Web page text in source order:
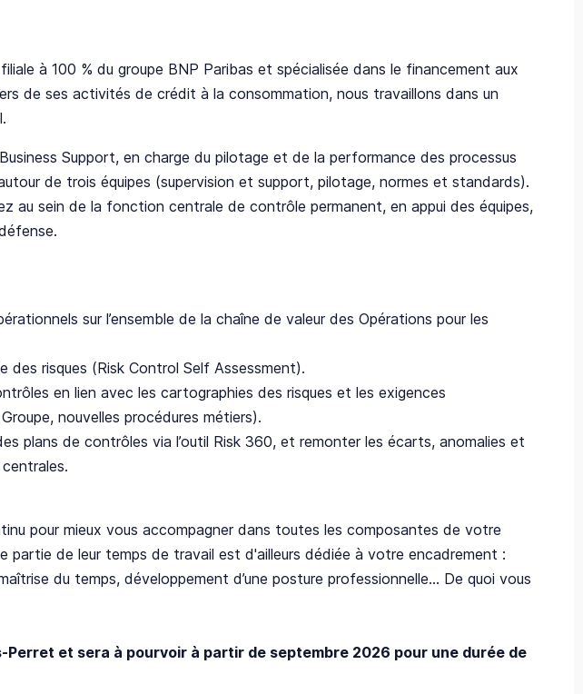
à 100 % du groupe BNP Paribas et spécialisée dans le financement aux
de ses activités de crédit à la consommation, nous travaillons dans un
Support, en charge du pilotage et de la performance des processus
de trois équipes (supervision et support, pilotage, normes et standards).
au sein de la fonction centrale de contrôle permanent, en appui des équipes,
sur l’ensemble de la chaîne de valeur des Opérations pour les
des risques (Risk Control Self Assessment).
en lien avec les cartographies des risques et les exigences
nouvelles procédures métiers).
plans de contrôles via l’outil Risk 360, et remonter les écarts, anomalies et
pour mieux vous accompagner dans toutes les composantes de votre
partie de leur temps de travail est d'ailleurs dédiée à votre encadrement :
du temps, développement d’une posture professionnelle... De quoi vous
et sera à pourvoir à partir de septembre 2026 pour une durée de